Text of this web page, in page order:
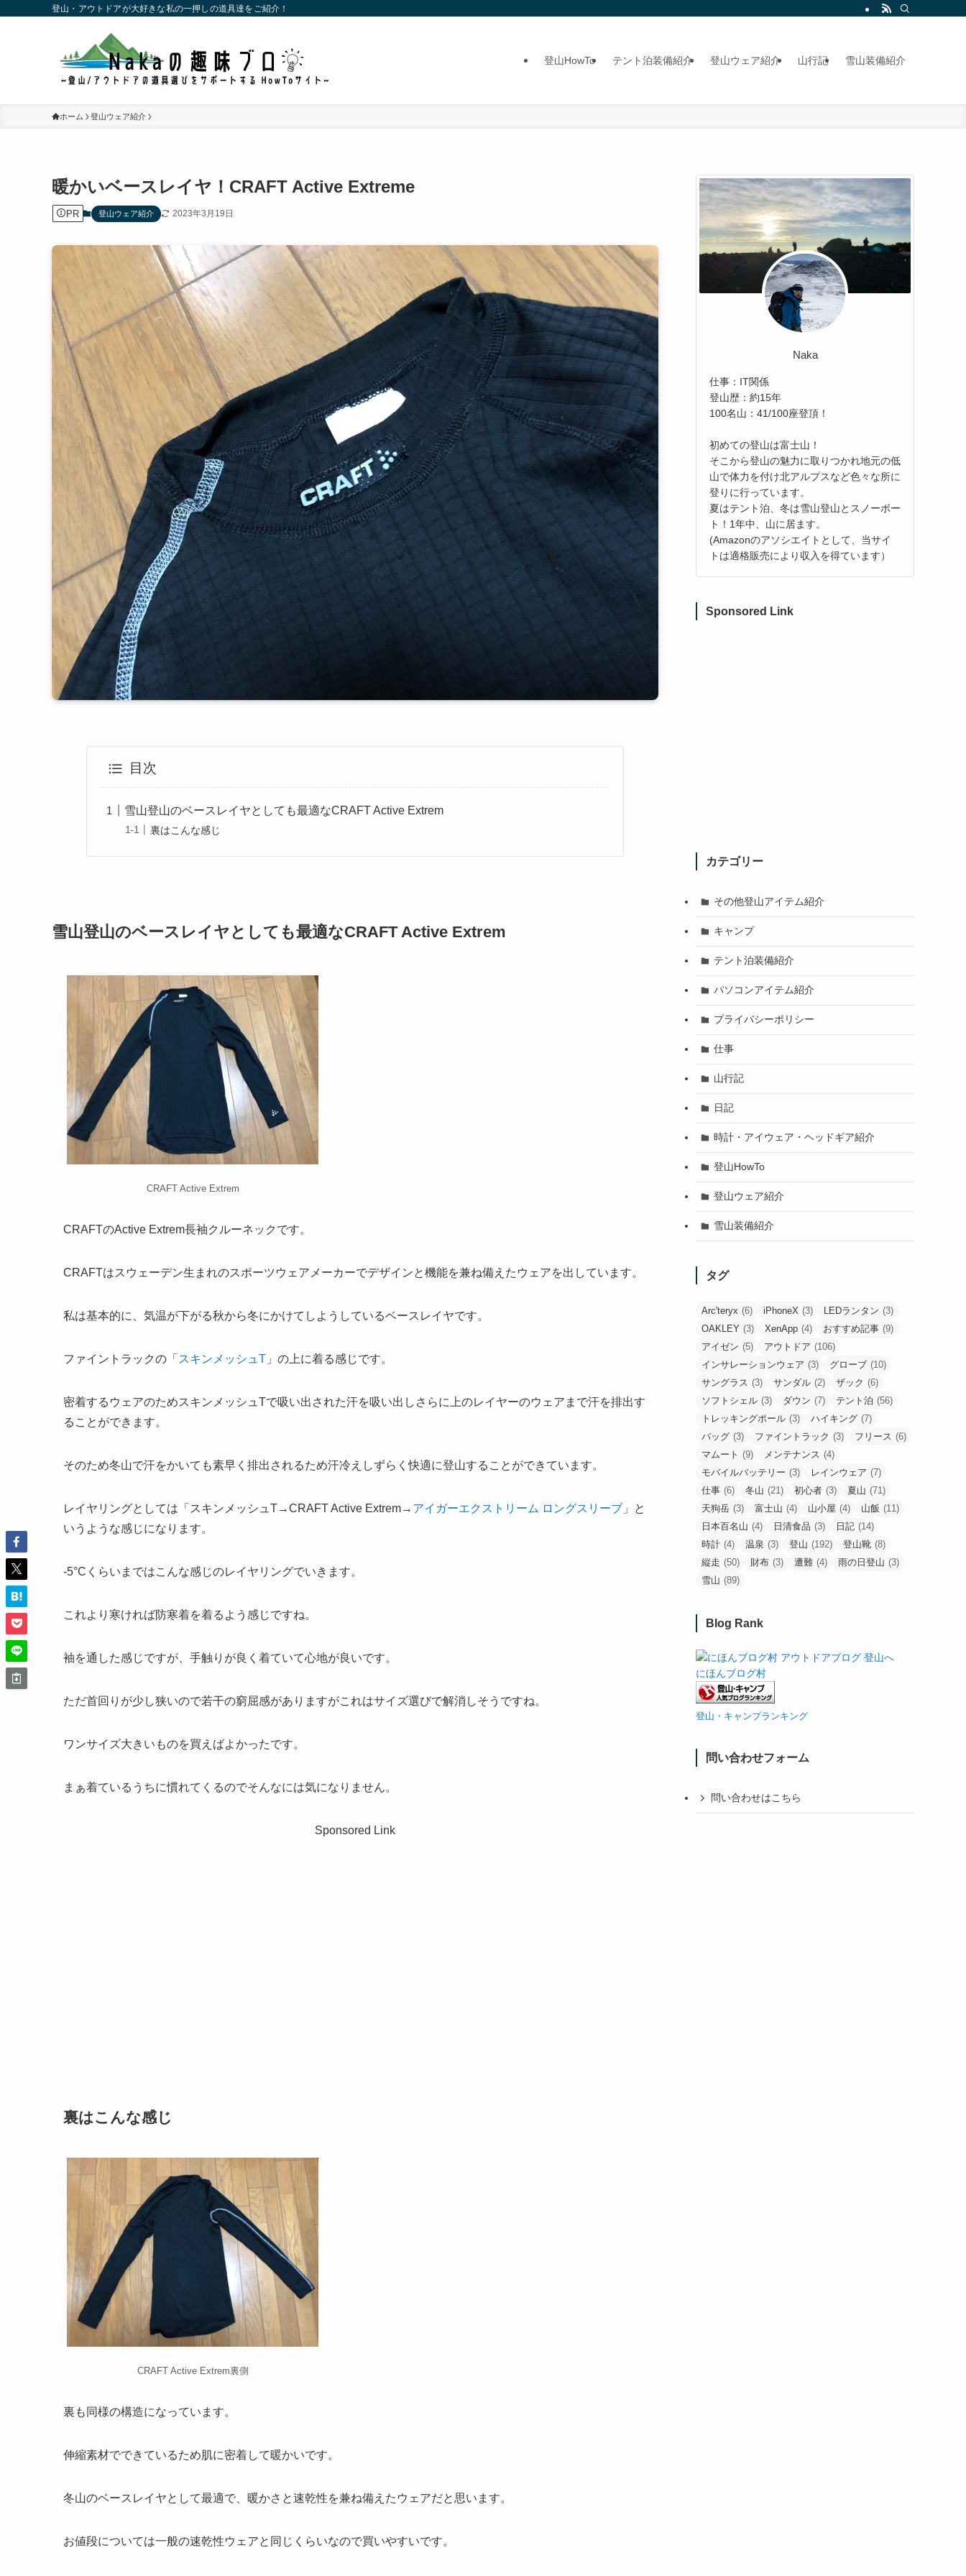
登山・アウトドアが大好きな私の一押しの道具達をご紹介！
登山HowTo テント泊装備紹介 登山ウェア紹介 山行記 雪山装備紹介
ホーム 登山ウェア紹介
暖かいベースレイヤ！CRAFT Active Extreme
PR 登山ウェア紹介 2023年3月19日
目次
雪山登山のベースレイヤとしても最適なCRAFT Active Extrem
裏はこんな感じ
雪山登山のベースレイヤとしても最適なCRAFT Active Extrem
CRAFT Active Extrem
CRAFTのActive Extrem長袖クルーネックです。
CRAFTはスウェーデン生まれのスポーツウェアメーカーでデザインと機能を兼ね備えたウェアを出しています。
私は基本的に、気温が下がる秋から冬にかけてしようしているベースレイヤです。
ファイントラックの「 スキンメッシュT 」の上に着る感じです。
密着するウェアのためスキンメッシュTで吸い出された汗を吸い出しさらに上のレイヤーのウェアまで汗を排出す
ることができます。
そのため冬山で汗をかいても素早く排出されるため汗冷えしずらく快適に登山することができています。
レイヤリングとしては「スキンメッシュT→CRAFT Active Extrem→ アイガーエクストリーム ロングスリーブ 」と
いうような感じになります。
-5°Cくらいまではこんな感じのレイヤリングでいきます。
これより寒ければ防寒着を着るよう感じですね。
袖を通した感じですが、手触りが良く着ていて心地が良いです。
ただ首回りが少し狭いので若干の窮屈感がありますがこれはサイズ選びで解消しそうですね。
ワンサイズ大きいものを買えばよかったです。
まぁ着ているうちに慣れてくるのでそんなには気になりません。
Sponsored Link
裏はこんな感じ
CRAFT Active Extrem裏側
裏も同様の構造になっています。
伸縮素材でできているため肌に密着して暖かいです。
冬山のベースレイヤとして最適で、暖かさと速乾性を兼ね備えたウェアだと思います。
お値段については一般の速乾性ウェアと同じくらいなので買いやすいです。
Naka
仕事：IT関係
登山歴：約15年
100名山：41/100座登頂！
初めての登山は富士山！
そこから登山の魅力に取りつかれ地元の低
山で体力を付け北アルプスなど色々な所に
登りに行っています。
夏はテント泊、冬は雪山登山とスノーボー
ト！1年中、山に居ます。
(Amazonのアソシエイトとして、当サイ
トは適格販売により収入を得ています）
Sponsored Link
カテゴリー
その他登山アイテム紹介
キャンプ
テント泊装備紹介
パソコンアイテム紹介
プライバシーポリシー
仕事
山行記
日記
時計・アイウェア・ヘッドギア紹介
登山HowTo
登山ウェア紹介
雪山装備紹介
タグ
Arc'teryx (6) iPhoneX (3) LEDランタン (3)
OAKLEY (3) XenApp (4) おすすめ記事 (9)
アイゼン (5) アウトドア (106)
インサレーションウェア (3) グローブ (10)
サングラス (3) サンダル (2) ザック (6)
ソフトシェル (3) ダウン (7) テント泊 (56)
トレッキングポール (3) ハイキング (7)
バッグ (3) ファイントラック (3) フリース (6)
マムート (9) メンテナンス (4)
モバイルバッテリー (3) レインウェア (7)
仕事 (6) 冬山 (21) 初心者 (3) 夏山 (71)
天狗岳 (3) 富士山 (4) 山小屋 (4) 山飯 (11)
日本百名山 (4) 日清食品 (3) 日記 (14)
時計 (4) 温泉 (3) 登山 (192) 登山靴 (8)
縦走 (50) 財布 (3) 遭難 (4) 雨の日登山 (3)
雪山 (89)
Blog Rank
にほんブログ村
登山・キャンプランキング
問い合わせフォーム
問い合わせはこちら